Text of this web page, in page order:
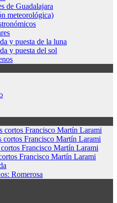
de Guadalajara
meteorológica)
y puesta de la luna
y puesta del sol
cortos Francisco Martín Larami
cortos Francisco Martín Larami
Francisco Martín Larami
Francisco Martín Larami
Romerosa